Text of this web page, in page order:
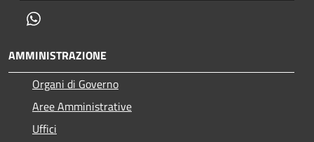
AMMINISTRAZIONE
Organi di Governo
Aree Amministrative
Uffici